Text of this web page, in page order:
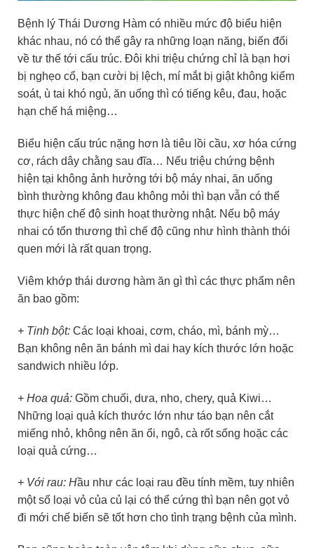
Bệnh lý Thái Dương Hàm có nhiều mức độ biểu hiện
khác nhau, nó có thể gây ra những loạn năng, biến đổi
về tư thế tới cấu trúc. Đôi khi triệu chứng chỉ là bạn hơi
bị nghẹo cổ, bạn cười bị lệch, mí mắt bị giật không kiểm
soát, ù tai khó ngủ, ăn uống thì có tiếng kêu, đau, hoặc
hạn chế há miệng…
Biểu hiện cấu trúc nặng hơn là tiêu lồi cầu, xơ hóa cứng
cơ, rách dây chằng sau đĩa… Nếu triệu chứng bệnh
hiện tại không ảnh hưởng tới bộ máy nhai, ăn uống
bình thường không đau không mỏi thì bạn vẫn có thể
thực hiện chế độ sinh hoạt thường nhật. Nếu bộ máy
nhai có tổn thương thì chế độ cũng như hình thành thói
quen mới là rất quan trọng.
Viêm khớp thái dương hàm ăn gì thì các thực phẩm nên
ăn bao gồm:
+ Tinh bột: Các loại khoai, cơm, cháo, mì, bánh mỳ…
Bạn không nên ăn bánh mì dai hay kích thước lớn hoặc
sandwich nhiều lớp.
+ Hoa quả: Gồm chuối, dưa, nho, chery, quả Kiwi…
Những loại quả kích thước lớn như táo bạn nên cắt
miếng nhỏ, không nên ăn ổi, ngô, cà rốt sống hoặc các
loại quả cứng…
+ Với rau: Hầu như các loại rau đều tính mềm, tuy nhiên
một số loại vỏ của củ lại có thể cứng thì bạn nên gọt vỏ
đi mới chế biến sẽ tốt hơn cho tình trạng bệnh của mình.